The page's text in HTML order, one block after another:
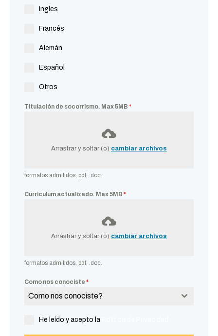
Ingles
Francés
Alemán
Español
Otros
Titulación de socorrismo. Max 5MB *
Arrastrar y soltar (o) cambiar archivos
formatos admitidos, pdf, .doc.
Curriculum actualizado. Max 5MB *
Arrastrar y soltar (o) cambiar archivos
formatos admitidos, pdf, .doc.
Como nos conociste *
Como nos conociste?
He leído y acepto la